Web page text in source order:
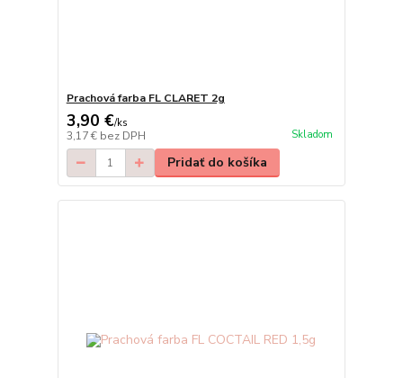
Prachová farba FL CLARET 2g
3,90 €/ks
3,17 € bez DPH Skladom
Pridať do košíka